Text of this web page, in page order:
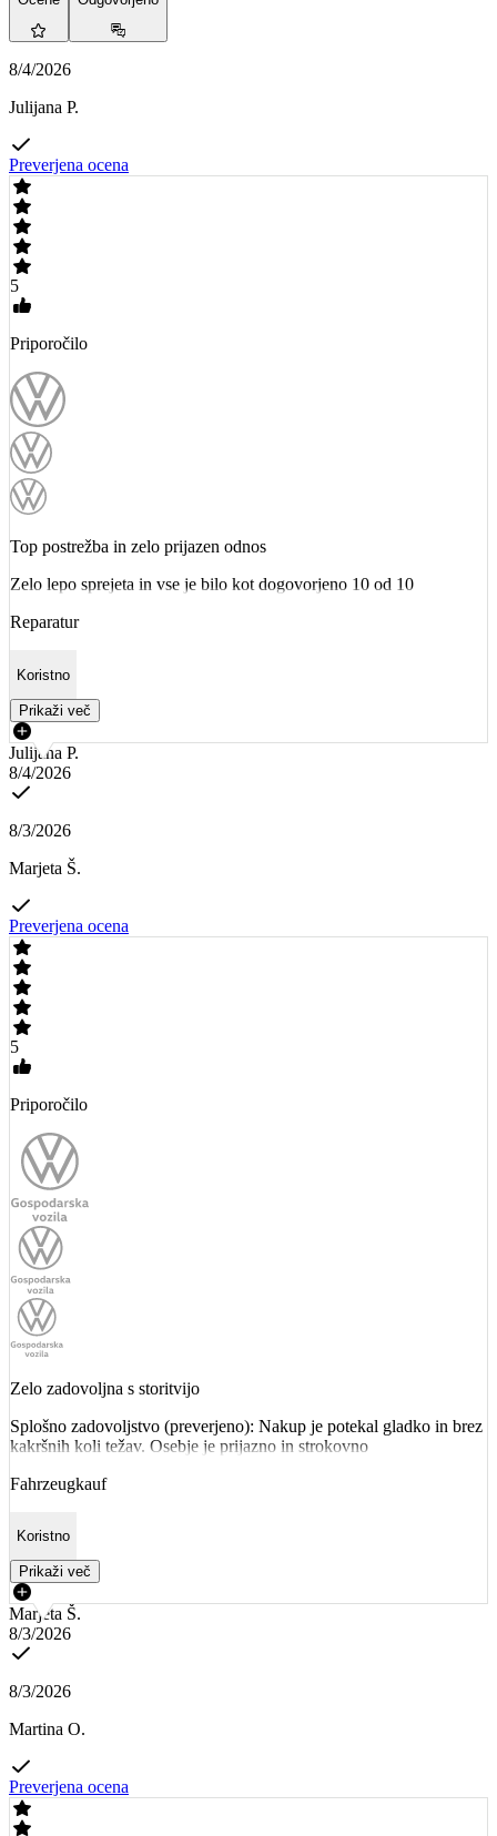
8/4/2026
Julijana P.
Preverjena ocena
5
Priporočilo
Top postrežba in zelo prijazen odnos
Zelo lepo sprejeta in vse je bilo kot dogovorjeno 10 od 10
Reparatur
Koristno
Prikaži več
Julijana P.
8/4/2026
8/3/2026
Marjeta Š.
Preverjena ocena
5
Priporočilo
Zelo zadovoljna s storitvijo
Splošno zadovoljstvo (preverjeno): Nakup je potekal gladko in brez
kakršnih koli težav. Osebje je prijazno in strokovno
Fahrzeugkauf
Koristno
Prikaži več
Marjeta Š.
8/3/2026
8/3/2026
Martina O.
Preverjena ocena